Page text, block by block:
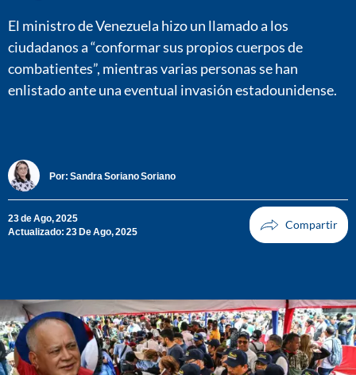
El ministro de Venezuela hizo un llamado a los
ciudadanos a “conformar sus propios cuerpos de
combatientes”, mientras varias personas se han
enlistado ante una eventual invasión estadounidense.
Por: Sandra Soriano Soriano
23 de Ago, 2025
Actualizado: 23 De Ago, 2025